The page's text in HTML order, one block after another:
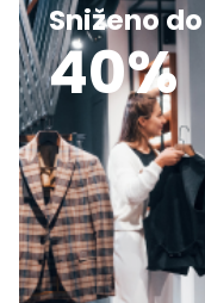
Sniženo do
40%